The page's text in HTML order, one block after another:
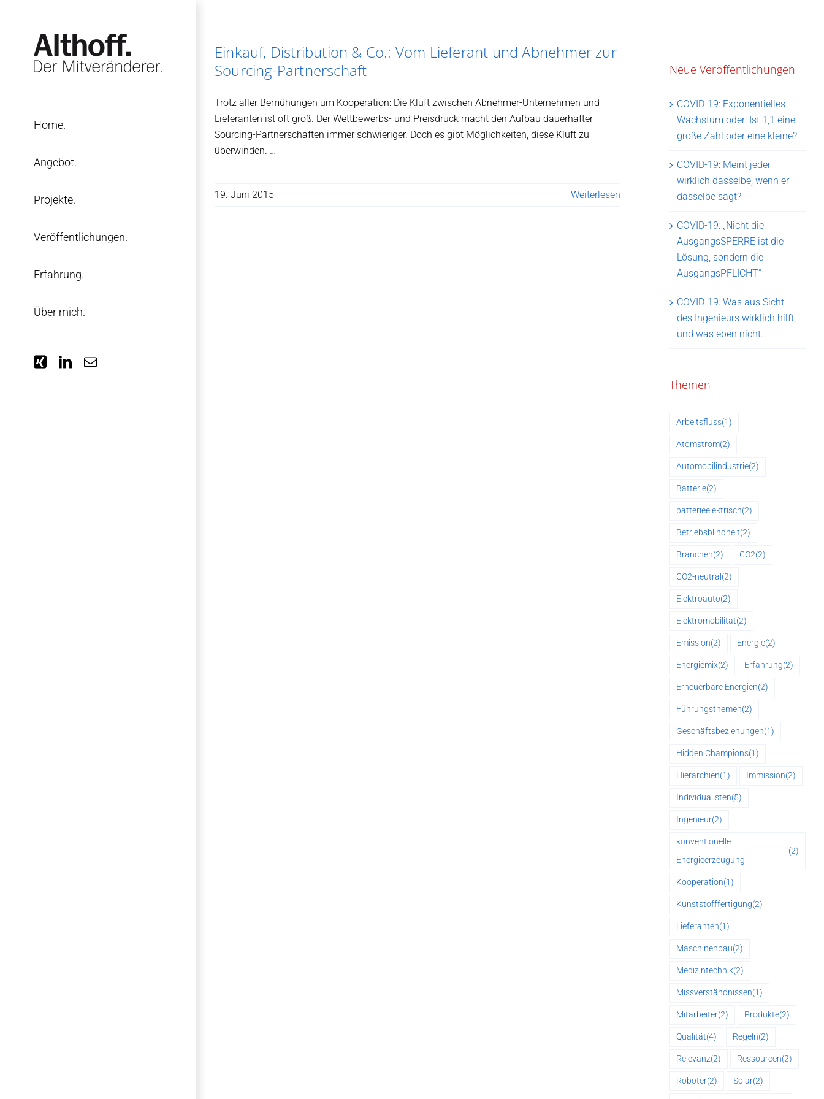
Home.
Angebot.
Projekte.
Veröffentlichungen.
Erfahrung.
Über mich.
XingLinkedIn
E-
Einkauf, Distribution & Co.: Vom Lieferant und Abnehmer zur
Sourcing-Partnerschaft
Trotz aller Bemühungen um Kooperation: Die Kluft zwischen Abnehmer-Unternehmen und
Lieferanten ist oft groß. Der Wettbewerbs- und Preisdruck macht den Aufbau dauerhafter
Sourcing-Partnerschaften immer schwieriger. Doch es gibt Möglichkeiten, diese Kluft zu
überwinden. …
19. Juni 2015 Weiterlesen
Neue Veröffentlichungen
COVID-19: Exponentielles
Wachstum oder: Ist 1,1 eine
große Zahl oder eine kleine?
COVID-19: Meint jeder
wirklich dasselbe, wenn er
dasselbe sagt?
COVID-19: „Nicht die
AusgangsSPERRE ist die
Lösung, sondern die
AusgangsPFLICHT“
COVID-19: Was aus Sicht
des Ingenieurs wirklich hilft,
und was eben nicht.
Themen
Arbeitsfluss(1)
Atomstrom(2)
Automobilindustrie(2)
Batterie(2)
batterieelektrisch(2)
Betriebsblindheit(2)
Branchen(2) CO2(2)
CO2-neutral (2)
Elektroauto(2)
Elektromobilität(2)
Emission(2) Energie(2)
Energiemix(2) Erfahrung(2)
Erneuerbare Energien(2)
Führungsthemen(2)
Geschäftsbeziehungen(1)
Hidden Champions(1)
Hierarchien(1) Immission(2)
Individualisten(5)
Ingenieur(2)
konventionelle
Energieerzeugung
(2)
Kooperation(1)
Kunststofffertigung(2)
Lieferanten(1)
Maschinenbau(2)
Medizintechnik(2)
Missverständnissen(1)
Mitarbeiter(2) Produkte(2)
Qualität(4) Regeln(2)
Relevanz(2) Ressourcen(2)
Roboter(2) Solar(2)